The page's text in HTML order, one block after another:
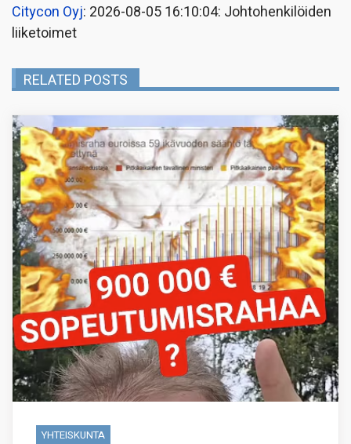
Citycon Oyj: 2026-08-05 16:10:04: Johtohenkilöiden
liiketoimet
RELATED POSTS
YHTEISKUNTA